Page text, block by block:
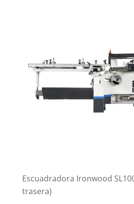
Escuadradora Ironwood
trasera)